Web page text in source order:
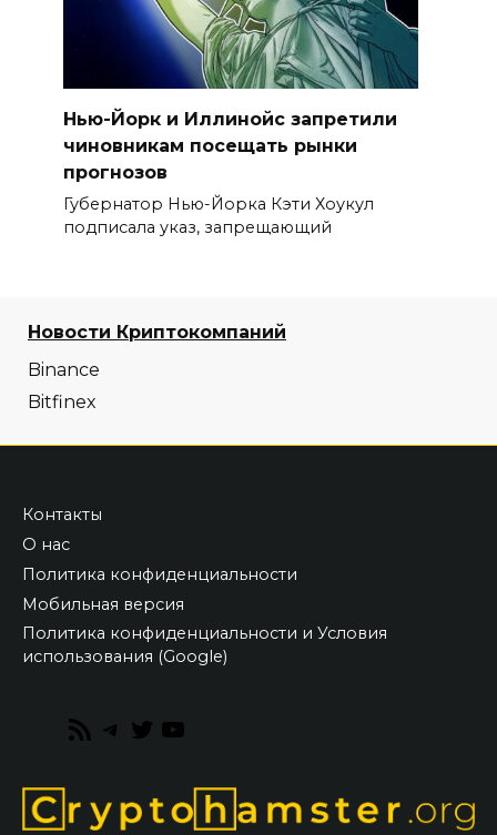
Нью-Йорк и Иллинойс запретили
чиновникам посещать рынки
прогнозов
Губернатор Нью-Йорка Кэти Хоукул
подписала указ, запрещающий
Новости Криптокомпаний
Binance
Bitfinex
Контакты
О нас
Политика конфиденциальности
Мобильная версия
Политика конфиденциальности и Условия
использования (Google)
RSS
Telegram
Twitter